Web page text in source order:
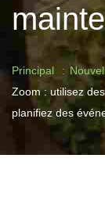
Principal
Zoom : utilisez
planifiez des